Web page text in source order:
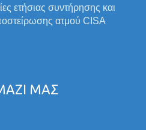
ετήσιας συντήρησης και
ατμού CISA
ΜΑΣ